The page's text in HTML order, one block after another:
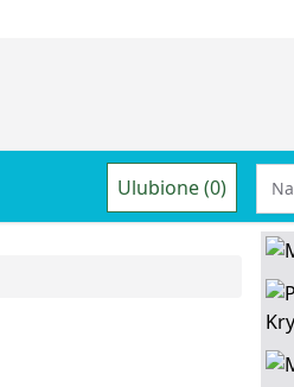
Ulubione (0)